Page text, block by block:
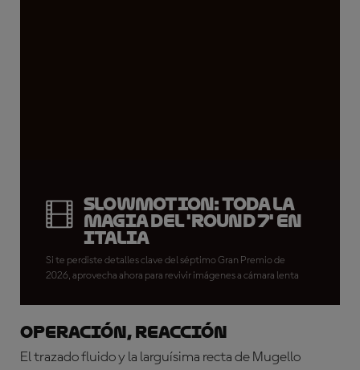
SLOWMOTION: Toda la
magia del 'Round 7' en
Italia
Si te perdiste detalles clave del séptimo Gran Premio de
2026, aprovecha ahora para revivir imágenes a cámara lenta
OPERACIÓN, REACCIÓN
El trazado fluido y la larguísima recta de Mugello